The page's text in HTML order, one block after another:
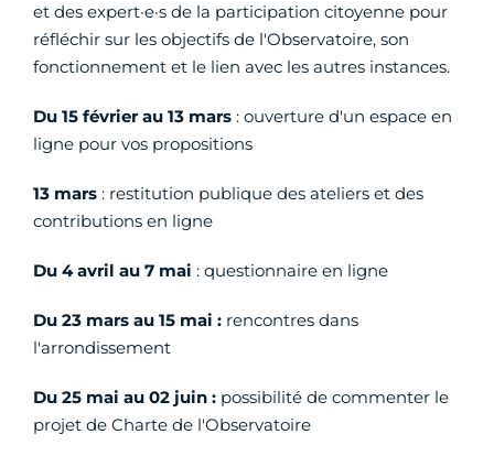
et des expert·e·s de la participation citoyenne pour
réfléchir sur les objectifs de l'Observatoire, son
fonctionnement et le lien avec les autres instances.
Du 15 février au 13 mars : ouverture d'un espace en
ligne pour vos propositions
13 mars : restitution publique des ateliers et des
contributions en ligne
Du 4 avril au 7 mai : questionnaire en ligne
Du 23 mars au 15 mai : rencontres dans
l'arrondissement
Du 25 mai au 02 juin : possibilité de commenter le
projet de Charte de l'Observatoire